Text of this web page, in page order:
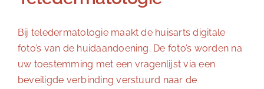
Bij teledermatologie maakt de huisarts digitale
foto’s van de huidaandoening. De foto’s worden na
uw toestemming met een vragenlijst via een
beveiligde verbinding verstuurd naar de